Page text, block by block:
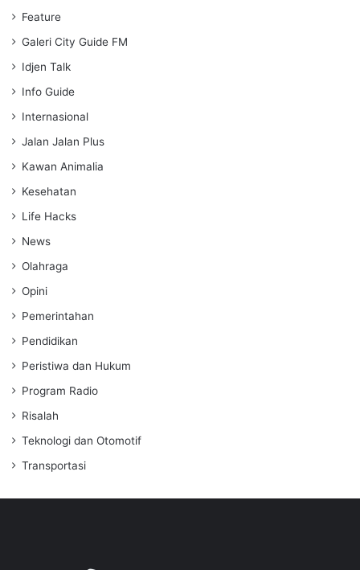
Feature
Galeri City Guide FM
Idjen Talk
Info Guide
Internasional
Jalan Jalan Plus
Kawan Animalia
Kesehatan
Life Hacks
News
Olahraga
Opini
Pemerintahan
Pendidikan
Peristiwa dan Hukum
Program Radio
Risalah
Teknologi dan Otomotif
Transportasi